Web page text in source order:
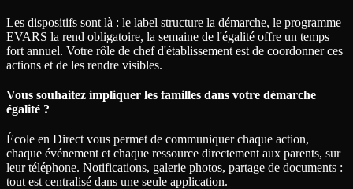
Les dispositifs sont là : le label structure la démarche, le programme
EVARS la rend obligatoire, la semaine de l'égalité offre un temps
fort annuel. Votre rôle de chef d'établissement est de coordonner ces
actions et de les rendre visibles.
Vous souhaitez impliquer les familles dans votre démarche
égalité ?
École en Direct vous permet de communiquer chaque action,
chaque événement et chaque ressource directement aux parents, sur
leur téléphone. Notifications, galerie photos, partage de documents :
tout est centralisé dans une seule application.